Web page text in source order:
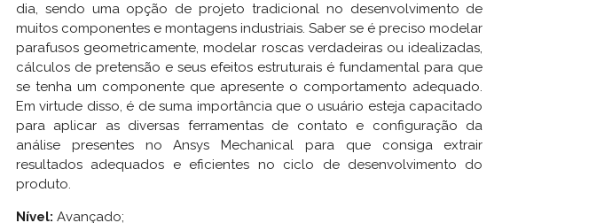
dia, sendo uma opção de projeto tradicional no desenvolvimento de
muitos componentes e montagens industriais. Saber se é preciso modelar
parafusos geometricamente, modelar roscas verdadeiras ou idealizadas,
cálculos de pretensão e seus efeitos estruturais é fundamental para que
se tenha um componente que apresente o comportamento adequado.
Em virtude disso, é de suma importância que o usuário esteja capacitado
para aplicar as diversas ferramentas de contato e configuração da
análise presentes no Ansys Mechanical para que consiga extrair
resultados adequados e eficientes no ciclo de desenvolvimento do
produto.
Nível: Avançado;